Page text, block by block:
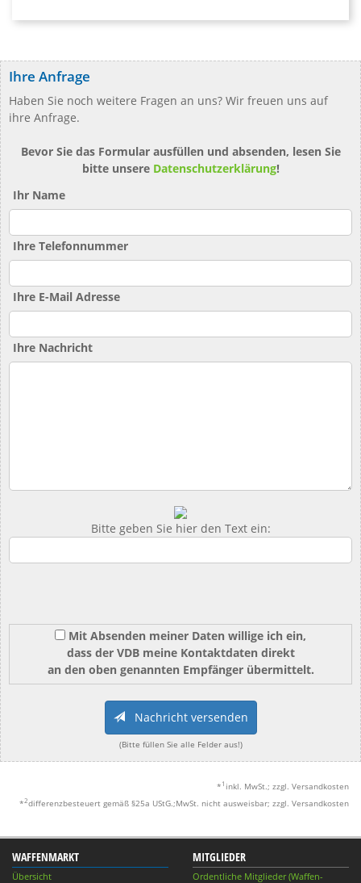
Ihre Anfrage
Haben Sie noch weitere Fragen an uns? Wir freuen uns auf
ihre Anfrage.
Bevor Sie das Formular ausfüllen und absenden, lesen Sie
bitte unsere Datenschutzerklärung!
Ihr Name
Ihre Telefonnummer
Ihre E-Mail Adresse
Ihre Nachricht
Bitte geben Sie hier den Text ein:
Mit Absenden meiner Daten willige ich ein,
dass der VDB meine Kontaktdaten direkt
an den oben genannten Empfänger übermittelt.
Nachricht versenden
(Bitte füllen Sie alle Felder aus!)
* 1 inkl. MwSt.; zzgl. Versandkosten
*2differenzbesteuert gemäß §25a UStG.;MwSt. nicht ausweisbar; zzgl. Versandkosten
WAFFENMARKT
Übersicht
MITGLIEDER
Ordentliche Mitglieder (Waffen-